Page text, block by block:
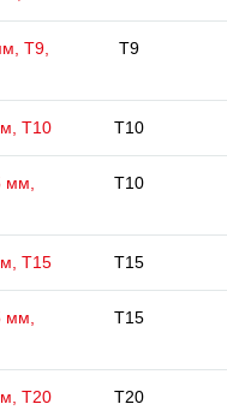
Т9,
T9
Т10 T10
мм,
T10
Т15 T15
мм,
T15
Т20 T20